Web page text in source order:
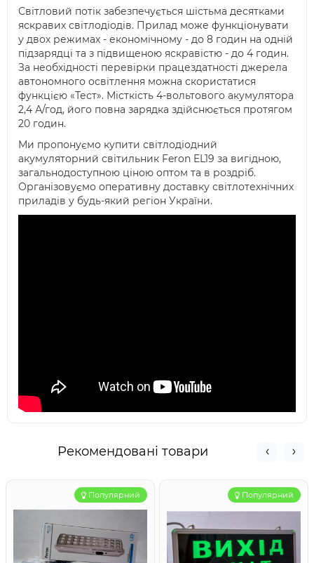
Світловий потік забезпечується шістьма десятками
яскравих світлодіодів. Прилад може функціонувати
у двох режимах - економічному - до 8 годин на одній
підзарядці та з підвищеною яскравістю - до 4 годин.
За необхідності перевірки працездатності джерела
автономного освітлення можна скористатися
функцією «Тест». Місткість 4-вольтового акумулятора
2,4 А/год, його повна зарядка здійснюється протягом
20 годин.
Ми пропонуємо купити світлодіодний
акумуляторний світильник Feron EL19 за вигідною,
загальнодоступною ціною оптом та в роздріб.
Організовуємо оперативну доставку світлотехнічних
приладів у будь-який регіон України.
Рекомендовані товари
Популярний Популярний